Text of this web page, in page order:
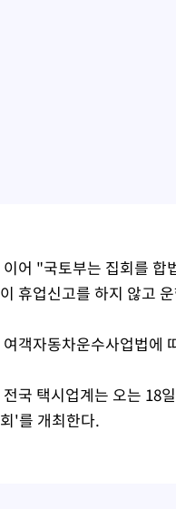
이어 "국토부는 집회를 합
이 휴업신고를 하지 않고
여객자동차운수사업법에
전국 택시업계는 오는 18
회'를 개최한다.